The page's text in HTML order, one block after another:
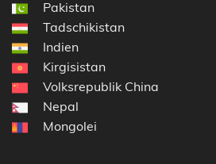
Pakistan
Tadschikistan
Indien
Kirgisistan
Volksrepublik China
Nepal
Mongolei